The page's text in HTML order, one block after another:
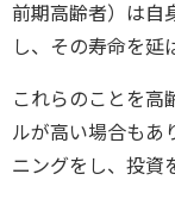
前期高齢者）は自
し、その寿命を延
これらのことを高
ルが高い場合もあ
ニングをし、投資